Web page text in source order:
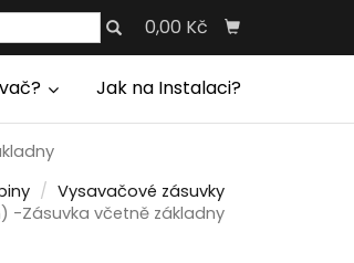
0,00 Kč
Jak na Instalaci?
Vysavačové zásuvky
-Zásuvka včetně základny